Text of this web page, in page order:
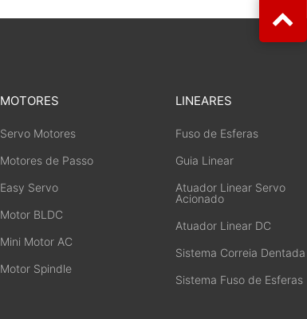
MOTORES
Servo Motores
Motores de Passo
Easy Servo
Motor BLDC
Mini Motor AC
Motor Spindle
LINEARES
Fuso de Esferas
Guia Linear
Atuador Linear Servo
Acionado
Atuador Linear DC
Sistema Correia Dentada
Sistema Fuso de Esferas